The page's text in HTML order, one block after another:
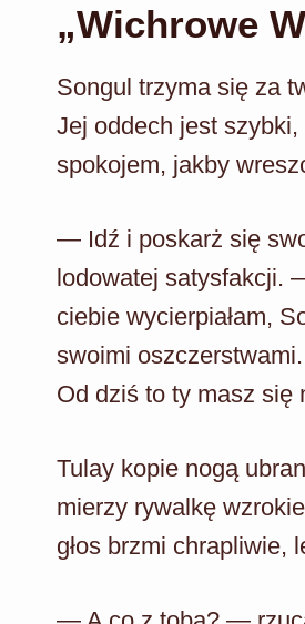
„Wichrowe
Songul trzyma się za
Jej oddech jest
spokojem, jakby
— Idź i poskarż się
lodowatej satysfakcji.
ciebie wycierpiałam,
swoimi
Od dziś to ty masz się
Tulay kopie nogą
mierzy rywalkę
głos brzmi chrapliwie,